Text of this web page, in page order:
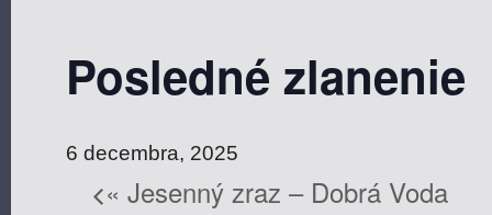
Posledné zlanenie
6 decembra, 2025
« Jesenný zraz – Dobrá Voda